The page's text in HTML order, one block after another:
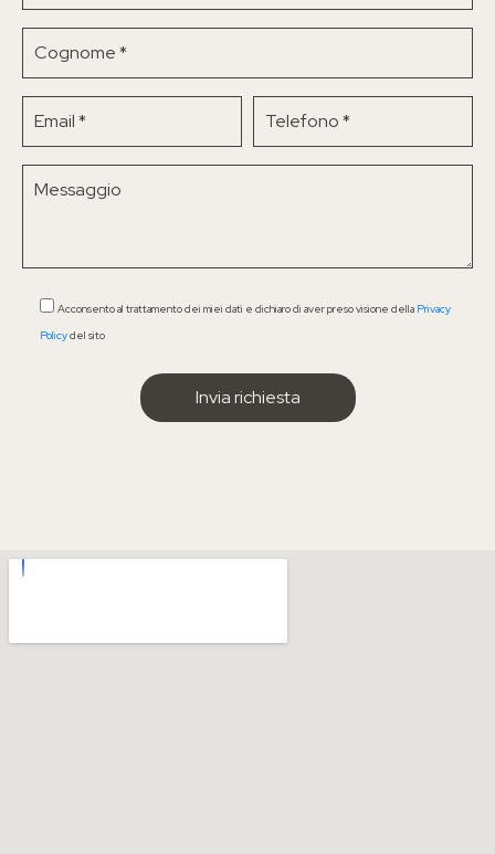
Acconsento al trattamento dei miei dati e dichiaro di aver preso visione della Privacy
Policydel sito
Come funziona il percorso